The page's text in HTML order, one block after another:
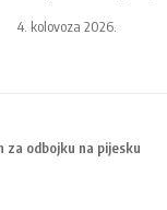
4. kolovoza 2026.
za odbojku na pijesku